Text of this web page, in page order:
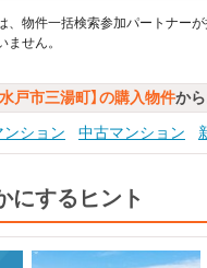
、物件一括検索参加パートナー
せん。
水戸市三湯町】の購入物件か
ンション
中古マンション
にするヒント